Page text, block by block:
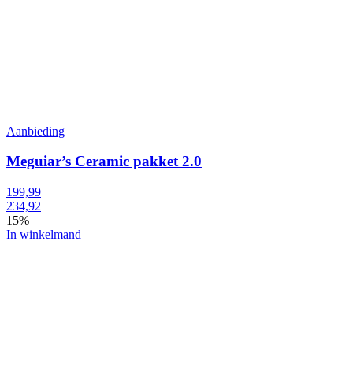
Aanbieding
Meguiar’s Ceramic pakket 2.0
199,99
234,92
15%
In winkelmand